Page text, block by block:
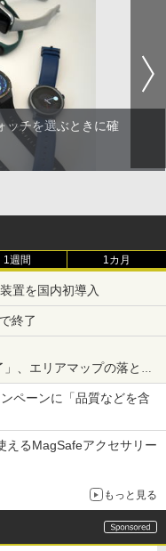
ッチを選ぶときに確
1週間 1カ月
置を国内初導入
終了
、エリアマップの落とし
ペーンに「品質などを含
えるMagSafeアクセサリー
もっと見る